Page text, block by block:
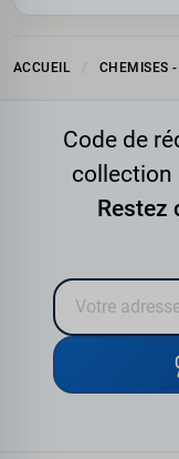
ACCUEIL CHEMISES
Code de
collection
Restez